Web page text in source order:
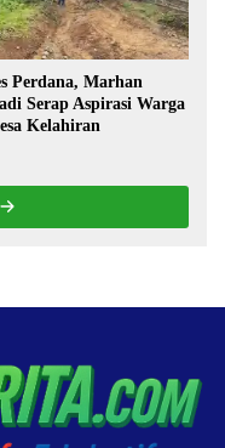
Perdana, Marhan
Serap Aspirasi Warga
Kelahiran